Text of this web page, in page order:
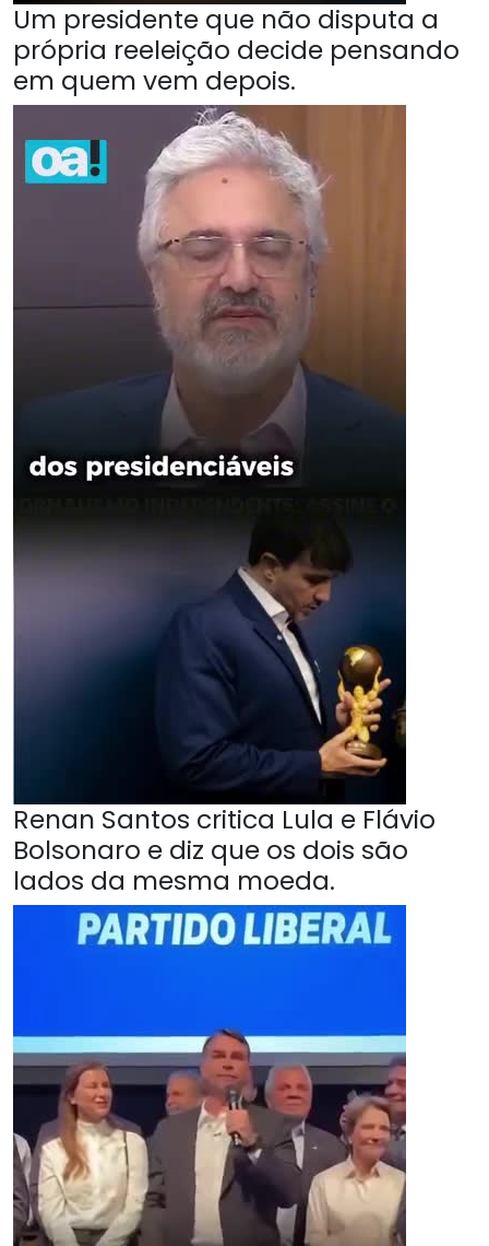
Um presidente que não disputa a
própria reeleição decide pensando
em quem vem depois.
Renan Santos critica Lula e Flávio
Bolsonaro e diz que os dois são
lados da mesma moeda.